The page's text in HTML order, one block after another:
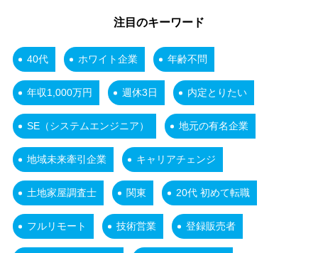
注目のキーワード
40代 ホワイト企業 年齢不問
年収1,000万円 週休3日 内定とりたい
SE（システムエンジニア） 地元の有名企業
地域未来牽引企業 キャリアチェンジ
土地家屋調査士 関東 20代 初めて転職
フルリモート 技術営業 登録販売者